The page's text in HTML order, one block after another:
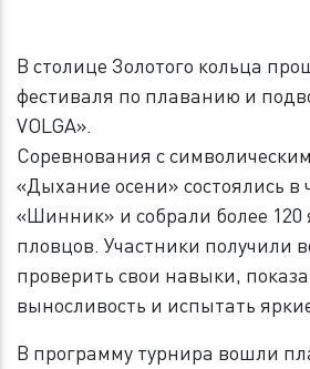
В столице Золотого кольца
фестиваля по плаванию и
VOLGA».
Соревнования с
«Дыхание осени» состоялись в
«Шинник» и собрали более 120
пловцов. Участники получили
проверить свои навыки,
выносливость и испытать
В программу турнира вошли